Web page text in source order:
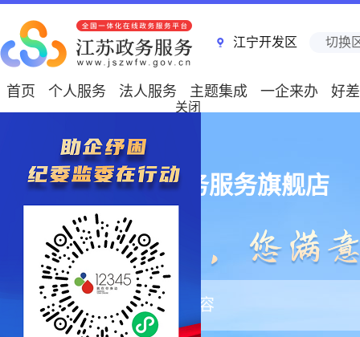
江宁开发区 切换
首页 个人服务 法人服务 主题集成 一企来办 好
江宁开发区政务服务旗舰店
关闭